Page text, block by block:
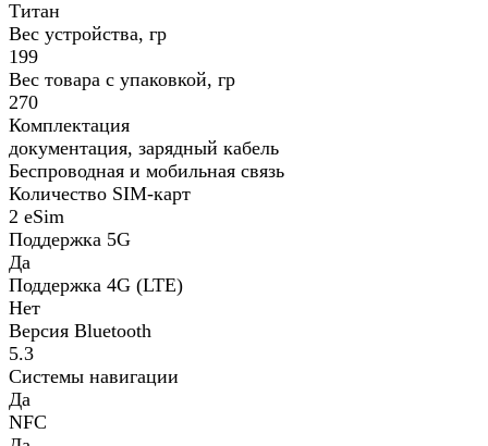
Титан
Вес устройства, гр
199
Вес товара с упаковкой, гр
270
Комплектация
документация, зарядный кабель
Беспроводная и мобильная связь
Количество SIM-карт
2 eSim
Поддержка 5G
Да
Поддержка 4G (LTE)
Нет
Версия Bluetooth
5.3
Системы навигации
Да
NFC